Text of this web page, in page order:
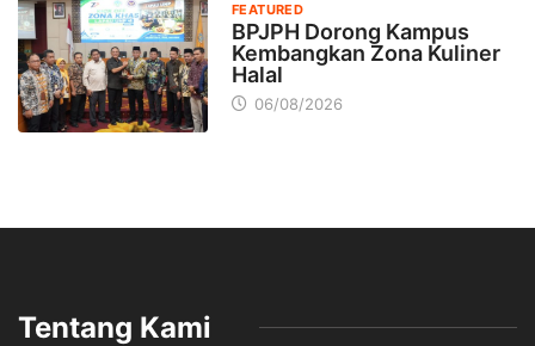
FEATURED
BPJPH Dorong Kampus
Kembangkan Zona Kuliner
Halal
06/08/2026
Tentang Kami